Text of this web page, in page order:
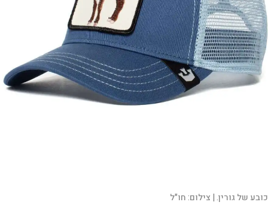
כובע של גורין. | צילום:חו"ל